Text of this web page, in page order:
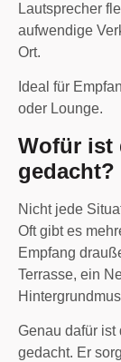
Lautsprecher
aufwendige
Ort.
Ideal für
oder Lounge.
Wofür ist
gedacht?
Nicht jede
Oft gibt es
Empfang
Terrasse, ein
Genau dafür ist
gedacht. Er